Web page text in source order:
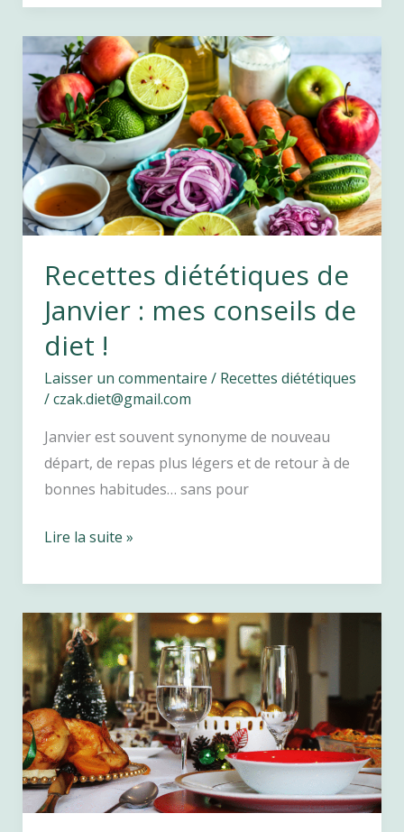
silhouette
sans
régime
:
les
bonnes
habitudes
qui
font
la
différence
Recettes diététiques de
Janvier : mes conseils de
diet !
Laisser un commentaire / Recettes diététiques
/czak.diet@gmail.com
Janvier est souvent synonyme de nouveau
départ, de repas plus légers et de retour à de
bonnes habitudes… sans pour
Recettes
de
Janvier
:
mes
conseils
de
diet
!
Lire la suite »